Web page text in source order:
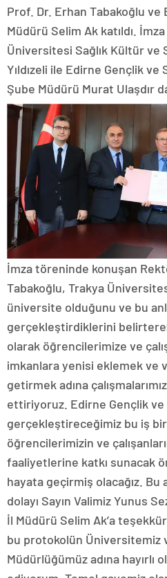
Prof. Dr. Erhan Tabakoğlu ve
Müdürü Selim Ak katıldı.
Üniversitesi Sağlık Kültür ve
Yıldızeli ile Edirne Gençlik
Şube Müdürü Murat Ulaşdır
İmza töreninde konuşan
Tabakoğlu, Trakya
üniversite olduğunu ve bu
gerçekleştirdiklerini
olarak öğrencilerimize ve
imkanlara yenisi eklemek ve
getirmek adına
ettiriyoruz. Edirne Gençlik
gerçekleştireceğimiz bu iş
öğrencilerimizin ve
faaliyetlerine katkı sunacak
hayata geçirmiş olacağız.
dolayı Sayın Valimiz Yunus
İl Müdürü Selim Ak’a
bu protokolün Üniversitemiz
Müdürlüğümüz adına hayırlı